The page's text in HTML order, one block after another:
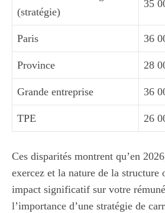
(stratégie)
35
Paris 36
Province 28
Grande entreprise 36
TPE 26
Ces disparités montrent qu’en
exercez et la nature de la structure
impact significatif sur votre
l’importance d’une stratégie de